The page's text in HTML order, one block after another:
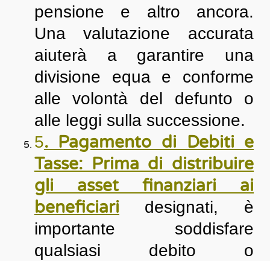
pensione e altro ancora.
Una valutazione accurata
aiuterà a garantire una
divisione equa e conforme
alle volontà del defunto o
alle leggi sulla successione.
5. Pagamento di Debiti e
Tasse: Prima di distribuire
gli asset finanziari ai
beneficiaridesignati, è
importante soddisfare
qualsiasi debito o